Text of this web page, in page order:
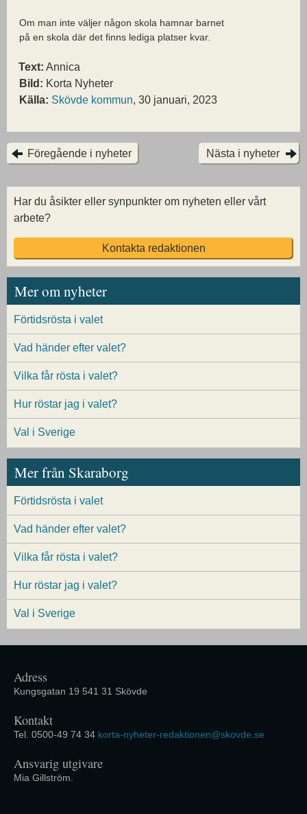
Om man inte väljer någon skola hamnar barnet
på en skola där det finns lediga platser kvar.
Text: Annica
Bild: Korta Nyheter
Källa: Skövde kommun, 30 januari, 2023
Föregående i nyheter Nästa i nyheter
Har du åsikter eller synpunkter om nyheten eller vårt
arbete?
Kontakta redaktionen
Mer om nyheter
Förtidsrösta i valet
Vad händer efter valet?
Vilka får rösta i valet?
Hur röstar jag i valet?
Val i Sverige
Mer från Skaraborg
Förtidsrösta i valet
Vad händer efter valet?
Vilka får rösta i valet?
Hur röstar jag i valet?
Val i Sverige
Adress
Kungsgatan 19 541 31 Skövde
Kontakt
Tel. 0500-49 74 34 korta-nyheter-redaktionen@skovde.se
Ansvarig utgivare
Mia Gillström.